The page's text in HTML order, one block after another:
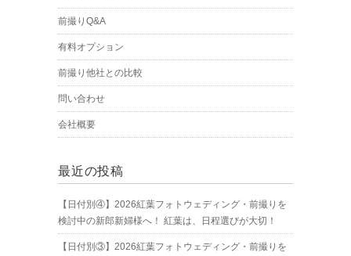
前撮りQ&A
有料オプション
前撮り他社との比較
問い合わせ
会社概要
最近の投稿
【日付別④】2026紅葉フォトウェディング・前撮りを
検討中の新郎新婦様へ！ 紅葉は、日程選びが大切！
【日付別③】2026紅葉フォトウェディング・前撮りを